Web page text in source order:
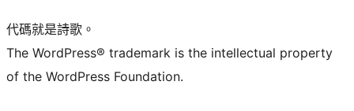
代碼就是詩歌。
The WordPress® trademark is the intellectual property
of the WordPress Foundation.